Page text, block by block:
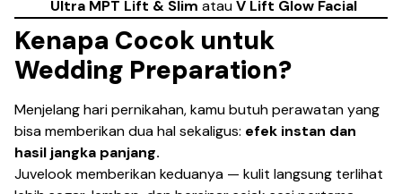
Ultra MPT Lift & Slim atauV Lift Glow Facial
Kenapa Cocok untuk
Wedding Preparation?
Menjelang hari pernikahan, kamu butuh perawatan yang
bisa memberikan dua hal sekaligus: efek instan dan
hasil jangka panjang.
Juvelook memberikan keduanya — kulit langsung terlihat